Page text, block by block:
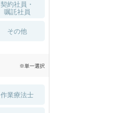
契約社員・
嘱託社員
その他
※単一選択
作業療法士